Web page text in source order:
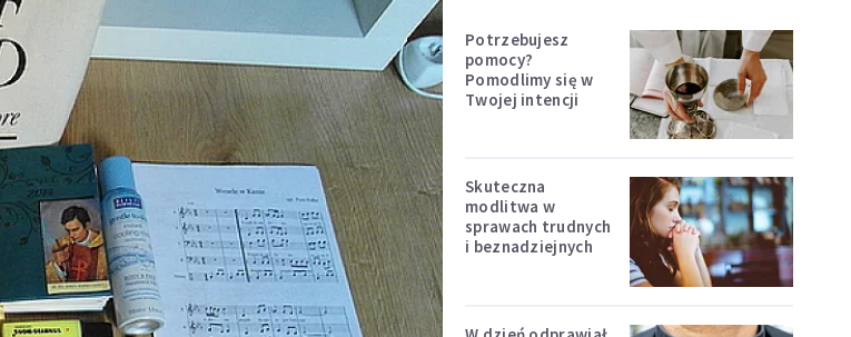
Potrzebujesz
pomocy?
Pomodlimy się w
Twojej intencji
Skuteczna
modlitwa w
sprawach trudnych
i beznadziejnych